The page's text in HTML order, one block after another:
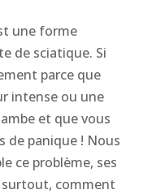
une forme
de sciatique. Si
parce que
intense ou une
et que vous
de panique ! Nous
ce problème, ses
surtout, comment